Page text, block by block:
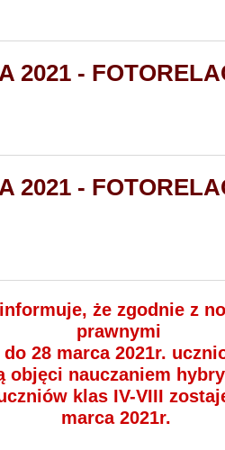
2021 -
2021 -
że zgodnie z
prawnymi
28 marca 2021r.
objęci nauczaniem
klas IV-VIII
marca 2021r.